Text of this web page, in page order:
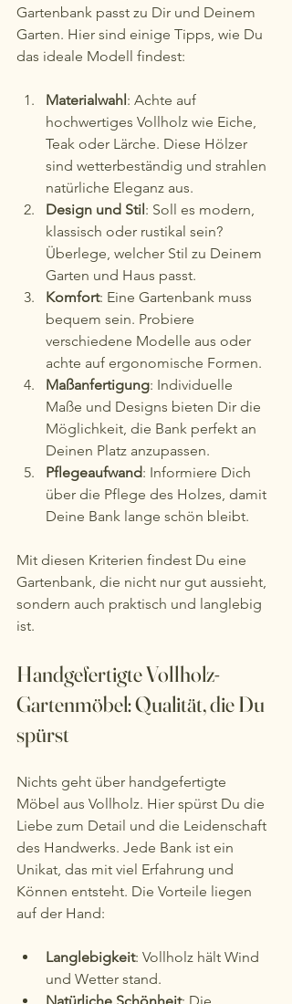
Gartenbank passt zu Dir und Deinem
Garten. Hier sind einige Tipps, wie Du
das ideale Modell findest:
Materialwahl: Achte auf
hochwertiges Vollholz wie Eiche,
Teak oder Lärche. Diese Hölzer
sind wetterbeständig und strahlen
natürliche Eleganz aus.
Design und Stil: Soll es modern,
klassisch oder rustikal sein?
Überlege, welcher Stil zu Deinem
Garten und Haus passt.
Komfort: Eine Gartenbank muss
bequem sein. Probiere
verschiedene Modelle aus oder
achte auf ergonomische Formen.
Maßanfertigung: Individuelle
Maße und Designs bieten Dir die
Möglichkeit, die Bank perfekt an
Deinen Platz anzupassen.
Pflegeaufwand: Informiere Dich
über die Pflege des Holzes, damit
Deine Bank lange schön bleibt.
Mit diesen Kriterien findest Du eine
Gartenbank, die nicht nur gut aussieht,
sondern auch praktisch und langlebig
ist.
Handgefertigte Vollholz-
Gartenmöbel: Qualität, die Du
spürst
Nichts geht über handgefertigte
Möbel aus Vollholz. Hier spürst Du die
Liebe zum Detail und die Leidenschaft
des Handwerks. Jede Bank ist ein
Unikat, das mit viel Erfahrung und
Können entsteht. Die Vorteile liegen
auf der Hand:
Langlebigkeit: Vollholz hält Wind
und Wetter stand.